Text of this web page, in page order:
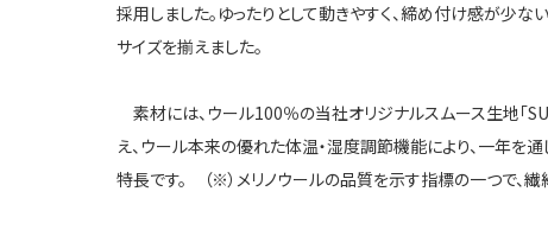
採用しました。ゆったりとして動きやすく、締め付け感が少ない
サイズを揃えました。
素材には、ウール100％の当社オリジナルスムース生地「
え、ウール本来の優れた体温・湿度調節機能により、一年を
特長です。
（※）メリノウールの品質を示す指標の一つで、